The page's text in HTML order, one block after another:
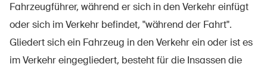
Fahrzeugführer, während er sich in den Verkehr einfügt
oder sich im Verkehr befindet, "während der Fahrt".
Gliedert sich ein Fahrzeug in den Verkehr ein oder ist es
im Verkehr eingegliedert, besteht für die Insassen die